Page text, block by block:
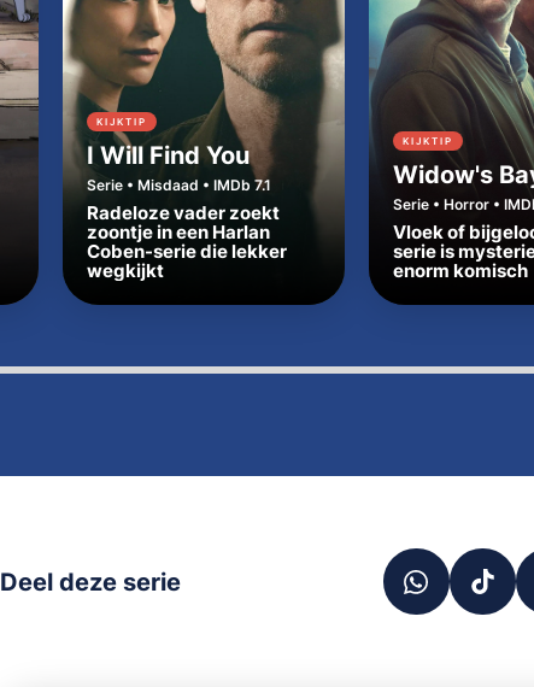
KIJKTIP
I Will Find You
Serie • Misdaad • IMDb 7.1
Radeloze vader zoekt
zoontje in een Harlan
Coben-serie die lekker
wegkijkt
KIJKTIP
Widow's
Serie • Horror •
Vloek of
serie is
enorm komisch
Deel deze serie